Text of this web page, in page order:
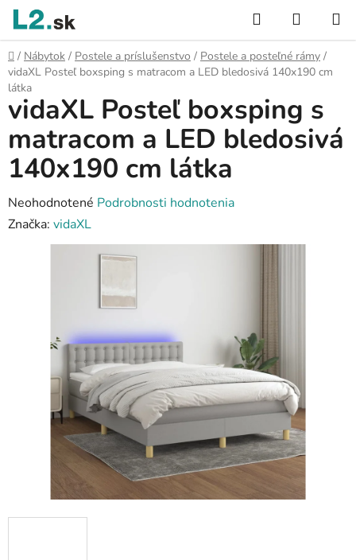
Prejsť
obsah
Hľadať
KOŠÍK
Domov
/ Nábytok / Postele a príslušenstvo / Postele a posteľné rámy /
vidaXL Posteľ boxsping s matracom a LED bledosivá 140x190 cm
látka
vidaXL Posteľ boxsping s
matracom a LED bledosivá
140x190 cm látka
Priemerné
hodnotenie
produktu
hviezdičiek.
Neohodnotené Podrobnosti hodnotenia
Značka: vidaXL